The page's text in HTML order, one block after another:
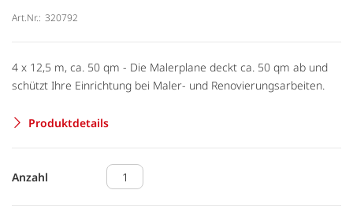
Art.Nr.: 320792
4 x 12,5 m, ca. 50 qm - Die Malerplane deckt ca. 50 qm ab und
schützt Ihre Einrichtung bei Maler- und Renovierungsarbeiten.
Produktdetails
Anzahl